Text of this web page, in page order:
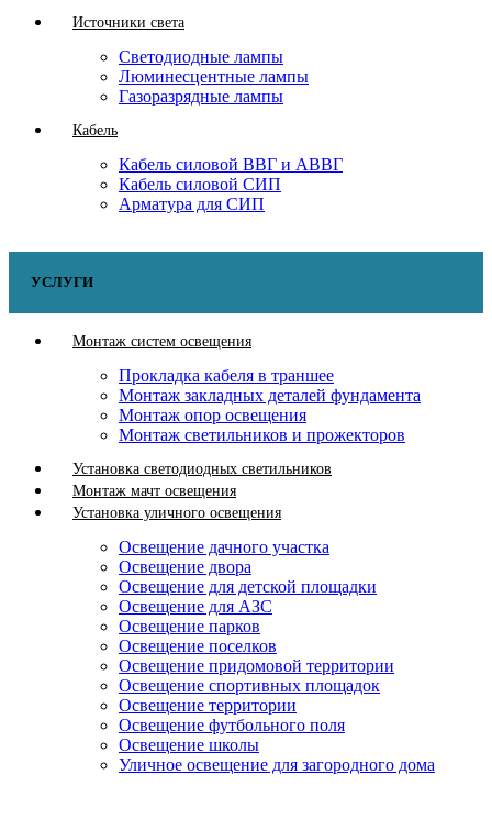
Источники света
Светодиодные лампы
Люминесцентные лампы
Газоразрядные лампы
Кабель
Кабель силовой ВВГ и АВВГ
Кабель силовой СИП
Арматура для СИП
УСЛУГИ
Монтаж систем освещения
Прокладка кабеля в траншее
Монтаж закладных деталей фундамента
Монтаж опор освещения
Монтаж светильников и прожекторов
Установка светодиодных светильников
Монтаж мачт освещения
Установка уличного освещения
Освещение дачного участка
Освещение двора
Освещение для детской площадки
Освещение для АЗС
Освещение парков
Освещение поселков
Освещение придомовой территории
Освещение спортивных площадок
Освещение территории
Освещение футбольного поля
Освещение школы
Уличное освещение для загородного дома